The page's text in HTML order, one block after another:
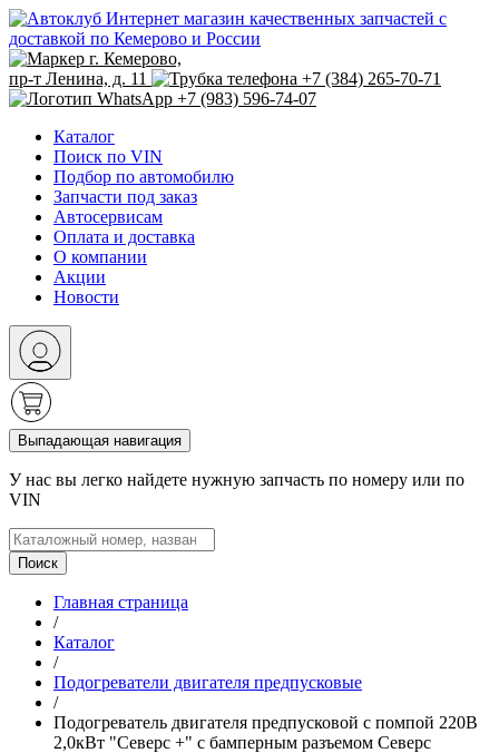
Интернет магазин качественных запчастей с
доставкой по Кемерово и России
г. Кемерово,
пр-т Ленина, д. 11
+7 (384) 265-70-71
+7 (983) 596-74-07
Каталог
Поиск по VIN
Подбор по автомобилю
Запчасти под заказ
Автосервисам
Оплата и доставка
О компании
Акции
Новости
Выпадающая навигация
У нас вы легко найдете нужную запчасть по номеру или по
VIN
Поиск
Главная страница
/
Каталог
/
Подогреватели двигателя предпусковые
/
Подогреватель двигателя предпусковой с помпой 220B
2,0кВт "Северс +" с бамперным разъемом Северс